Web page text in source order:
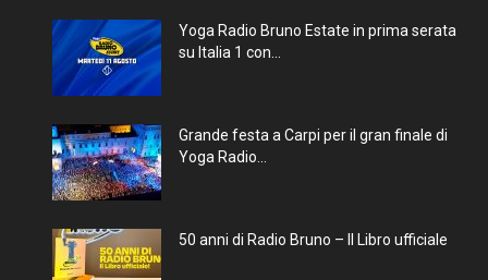
Yoga Radio Bruno Estate in prima serata
su Italia 1 con...
Grande festa a Carpi per il gran finale di
Yoga Radio...
50 anni di Radio Bruno – Il Libro ufficiale